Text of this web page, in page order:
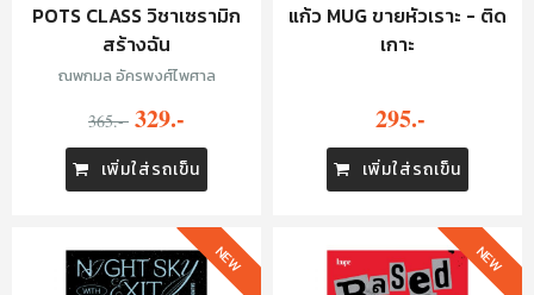
POTS CLASS วิชาเซรามิก
สร้างฉัน
ณพกมล อัครพงศ์ไพศาล
365.- 329.-
เพิ่มใส่รถเข็น
แก้ว MUG ขายหัวเราะ - ติด
เกาะ
295.-
เพิ่มใส่รถเข็น
NEW NEW